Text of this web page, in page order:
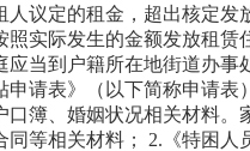
人议定的租金，超出核定
照实际发生的金额发放租赁
应当到户籍所在地街道办
申请表》（以下简称申请表
口簿、婚姻状况相关材料。
同等相关材料； 2.《特困